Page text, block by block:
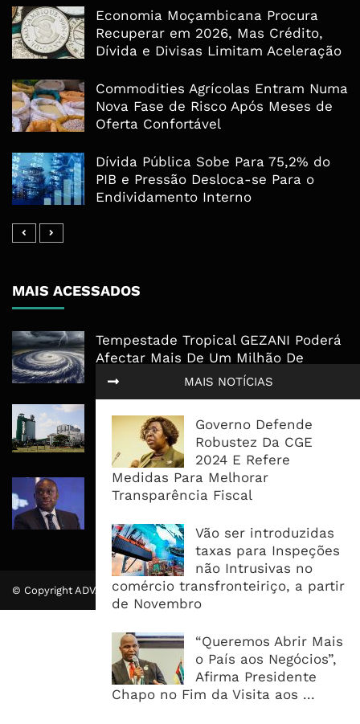
MAIS NOTÍCIAS
Governo Defende
Robustez Da CGE
2024 E Refere
Medidas Para Melhorar
Transparência Fiscal
Vão ser introduzidas
taxas para Inspeções
não Intrusivas no
comércio transfronteiriço, a partir
de Novembro
“Queremos Abrir Mais
o País aos Negócios”,
Afirma Presidente
Chapo no Fim da Visita aos ...
Economia Moçambicana Procura
Recuperar em 2026, Mas Crédito,
Dívida e Divisas Limitam Aceleração
Commodities Agrícolas Entram Numa
Nova Fase de Risco Após Meses de
Oferta Confortável
Dívida Pública Sobe Para 75,2% do
PIB e Pressão Desloca-se Para o
Endividamento Interno
MAIS ACESSADOS
Tempestade Tropical GEZANI Poderá
Afectar Mais De Um Milhão De
Pessoas No Centro E Sul ...
Governo admite nova operadora
para a Mozal após suspensão das
operações
CEO do Standard Bank pede ao
Governo que “saia do caminho” e
facilite os negócios
© Copyright ADVALUE. Todos Direitos Reservados.